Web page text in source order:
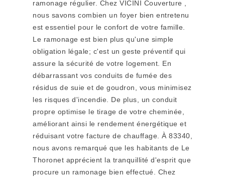
ramonage régulier. Chez VICINI Couverture ,
nous savons combien un foyer bien entretenu
est essentiel pour le confort de votre famille.
Le ramonage est bien plus qu'une simple
obligation légale; c'est un geste préventif qui
assure la sécurité de votre logement. En
débarrassant vos conduits de fumée des
résidus de suie et de goudron, vous minimisez
les risques d'incendie. De plus, un conduit
propre optimise le tirage de votre cheminée,
améliorant ainsi le rendement énergétique et
réduisant votre facture de chauffage. À 83340,
nous avons remarqué que les habitants de Le
Thoronet apprécient la tranquillité d'esprit que
procure un ramonage bien effectué. Chez